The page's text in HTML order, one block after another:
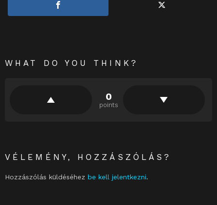
WHAT DO YOU THINK?
0
points
VÉLEMÉNY, HOZZÁSZÓLÁS?
Hozzászólás küldéséhez be kell jelentkezni.